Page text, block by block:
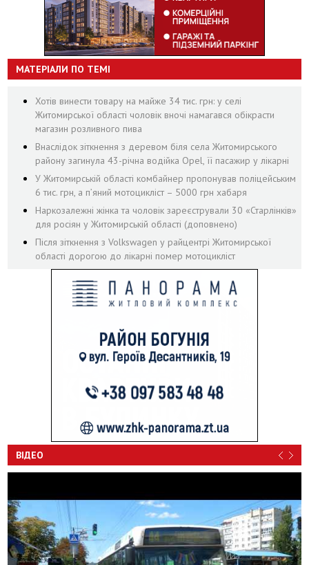
МАТЕРІАЛИ ПО ТЕМІ
Хотів винести товару на майже 34 тис. грн: у селі
Житомирської області чоловік вночі намагався обікрасти
магазин розливного пива
Внаслідок зіткнення з деревом біля села Житомирського
району загинула 43-річна водійка Opel, її пасажир у лікарні
У Житомирській області комбайнер пропонував поліцейським
6 тис. грн, а п’яний мотоцикліст – 5000 грн хабаря
Наркозалежні жінка та чоловік зареєстрували 30 «Старлінків»
для росіян у Житомирській області (доповнено)
Після зіткнення з Volkswagen у райцентрі Житомирської
області дорогою до лікарні помер мотоцикліст
ВІДЕО